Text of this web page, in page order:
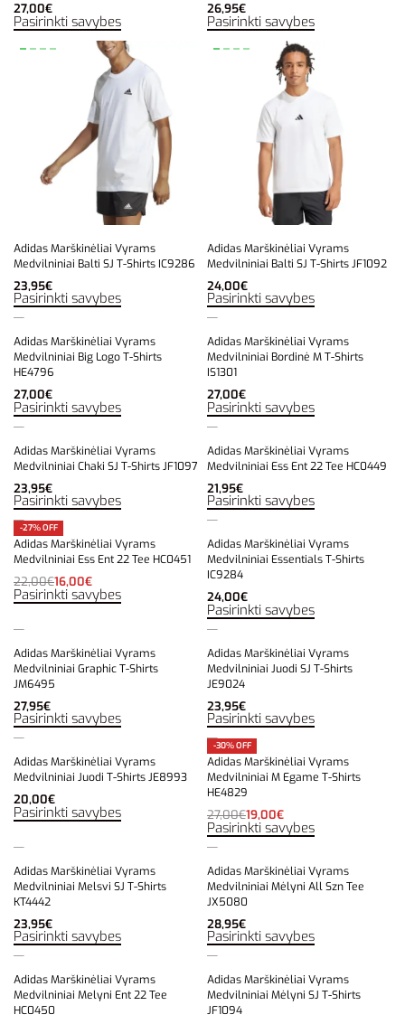
27,00€
Pasirinkti savybes
26,95€
Pasirinkti savybes
Adidas Marškinėliai Vyrams
Medvilniniai Balti SJ T-Shirts IC9286
23,95€
Pasirinkti savybes
Adidas Marškinėliai Vyrams
Medvilniniai Balti SJ T-Shirts JF1092
24,00€
Pasirinkti savybes
Adidas Marškinėliai Vyrams
Medvilniniai Big Logo T-Shirts
HE4796
27,00€
Pasirinkti savybes
Adidas Marškinėliai Vyrams
Medvilniniai Bordinė M T-Shirts
IS1301
27,00€
Pasirinkti savybes
Adidas Marškinėliai Vyrams
Medvilniniai Chaki SJ T-Shirts JF1097
23,95€
Pasirinkti savybes
Adidas Marškinėliai Vyrams
Medvilniniai Ess Ent 22 Tee HC0449
21,95€
Pasirinkti savybes
-27% OFF
Adidas Marškinėliai Vyrams
Medvilniniai Ess Ent 22 Tee HC0451
22,00€16,00€
Pasirinkti savybes
Adidas Marškinėliai Vyrams
Medvilniniai Essentials T-Shirts
IC9284
24,00€
Pasirinkti savybes
Adidas Marškinėliai Vyrams
Medvilniniai Graphic T-Shirts
JM6495
27,95€
Pasirinkti savybes
Adidas Marškinėliai Vyrams
Medvilniniai Juodi SJ T-Shirts
JE9024
23,95€
Pasirinkti savybes
Adidas Marškinėliai Vyrams
Medvilniniai Juodi T-Shirts JE8993
20,00€
Pasirinkti savybes
-30% OFF
Adidas Marškinėliai Vyrams
Medvilniniai M Egame T-Shirts
HE4829
27,00€19,00€
Pasirinkti savybes
Adidas Marškinėliai Vyrams
Medvilniniai Melsvi SJ T-Shirts
KT4442
23,95€
Pasirinkti savybes
Adidas Marškinėliai Vyrams
Medvilniniai Mėlyni All Szn Tee
JX5080
28,95€
Pasirinkti savybes
Adidas Marškinėliai Vyrams
Medvilniniai Melyni Ent 22 Tee
HC0450
Adidas Marškinėliai Vyrams
Medvilniniai Mėlyni SJ T-Shirts
JF1094